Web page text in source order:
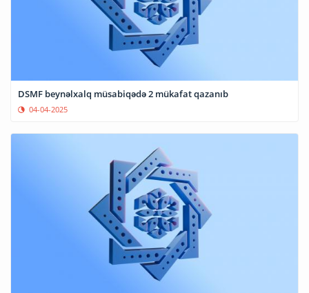
DSMF beynəlxalq müsabiqədə 2 mükafat qazanıb
04-04-2025